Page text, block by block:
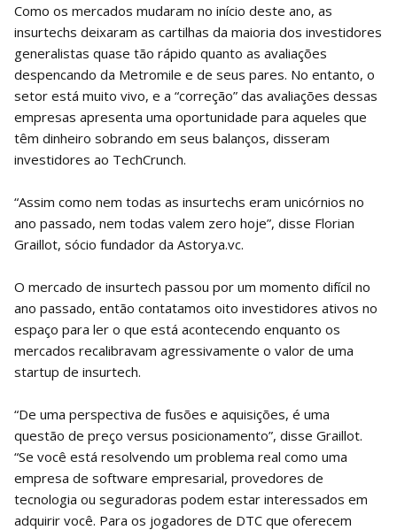
Como os mercados mudaram no início deste ano, as
insurtechs deixaram as cartilhas da maioria dos investidores
generalistas quase tão rápido quanto as avaliações
despencando da Metromile e de seus pares. No entanto, o
setor está muito vivo, e a “correção” das avaliações dessas
empresas apresenta uma oportunidade para aqueles que
têm dinheiro sobrando em seus balanços, disseram
investidores ao TechCrunch.
“Assim como nem todas as insurtechs eram unicórnios no
ano passado, nem todas valem zero hoje”, disse Florian
Graillot, sócio fundador da Astorya.vc.
O mercado de insurtech passou por um momento difícil no
ano passado, então contatamos oito investidores ativos no
espaço para ler o que está acontecendo enquanto os
mercados recalibravam agressivamente o valor de uma
startup de insurtech.
“De uma perspectiva de fusões e aquisições, é uma
questão de preço versus posicionamento”, disse Graillot.
“Se você está resolvendo um problema real como uma
empresa de software empresarial, provedores de
tecnologia ou seguradoras podem estar interessados ​​em
adquirir você. Para os jogadores de DTC que oferecem